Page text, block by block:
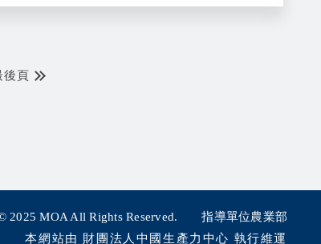
，熱顯像感測器節點而構成。移動平台上另
呈現。本研究平台拍攝的照片，透過自行訓
的YOLO V4 神經網路模型，進行辨識及數量
的計算，來達到杏鮑菇生產數量預測的目的。
後頁
2025MOA All Rights Reserved.
指導單位農業部
本網站由 財團法人中國生產力中心 執行維運